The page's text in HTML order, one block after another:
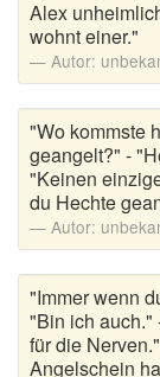
Alex
wohnt einer."
Autor:
"Wo kommste
geangelt?" -
"Keinen
du Hechte
Autor:
"Immer wenn
"Bin ich auch."
für die
Angelschein